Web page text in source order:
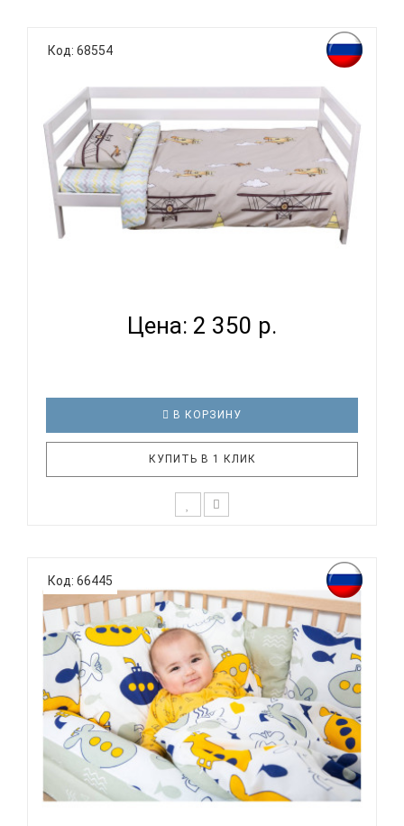
родитель подходит очень основательно. Ведь
ребенок большую часть времени проводит в
кровати. И натуральность тканей, нежный и
веселый рисунок, высокая устойчивость к частым
Код: 68554
Цена: 2 350 р.
В КОРЗИНУ
КУПИТЬ В 1 КЛИК
родитель подходит очень основательно. Ведь
ребенок большую часть времени проводит в
кровати. И натуральность тканей, нежный и
веселый рисунок, высокая устойчивость к частым
стиркам – очень важные параметр..
Код: 66445
ВОМБАТИК CLASSIC COLLECTION ПОДВОДНАЯ